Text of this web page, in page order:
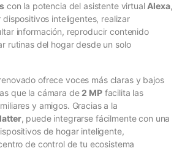
con la potencia del asistente virtual Alexa,
inteligentes, realizar
información, reproducir contenido
rutinas del hogar desde un solo
ofrece voces más claras y bajos
que la cámara de2 MPfacilita las
y amigos. Gracias a la
, puede integrarse fácilmente con una
de hogar inteligente,
de control de tu ecosistema